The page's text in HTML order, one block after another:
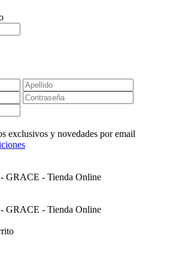
exclusivos y novedades por email